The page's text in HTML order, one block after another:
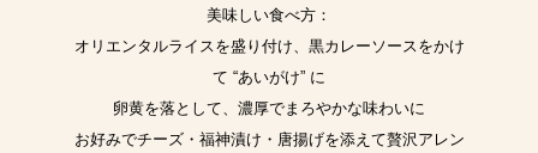
美味しい食べ方：
オリエンタルライスを盛り付け、黒カレーソースをかけ
て “あいがけ” に
卵黄を落として、濃厚でまろやかな味わいに
お好みでチーズ・福神漬け・唐揚げを添えて贅沢アレン